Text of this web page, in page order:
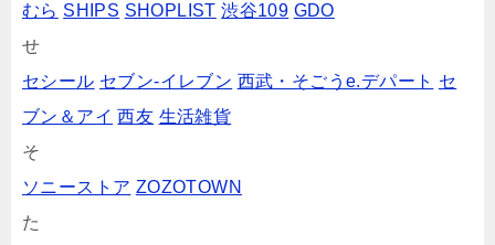
むら SHIPS SHOPLIST 渋谷109 GDO
せ
セシール セブン‐イレブン 西武・そごうe.デパート セ
ブン＆アイ 西友 生活雑貨
そ
ソニーストア ZOZOTOWN
た